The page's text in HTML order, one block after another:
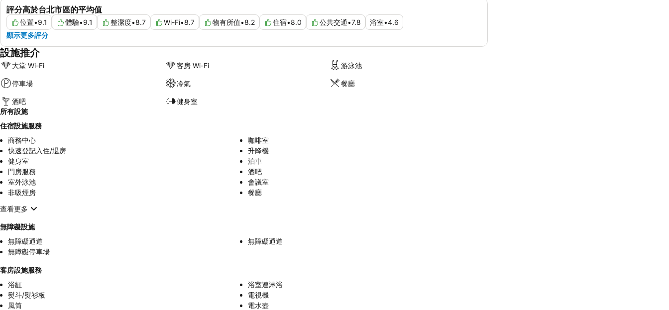
評分高於台北市區的平均值
位置•9.1 體驗•9.1 整潔度•8.7 Wi-Fi•8.7 物有所值•8.2 住宿•8.0 公共交通•7.8 浴室•4.6
顯示更多評分
設施推介
大堂 Wi-Fi 客房 Wi-Fi 游泳池
停車場 冷氣 餐廳
酒吧
健身室
所有設施
住宿設施服務
商務中心
咖啡室
快速登記入住/退房
升降機
健身室
泊車
門房服務
酒吧
室外泳池
會議室
非吸煙房
餐廳
查看更多
無障礙設施
無障礙通道
無障礙通道
無障礙停車場
客房設施服務
浴缸
浴室連淋浴
熨斗/熨衫板
電視機
風筒
電水壺